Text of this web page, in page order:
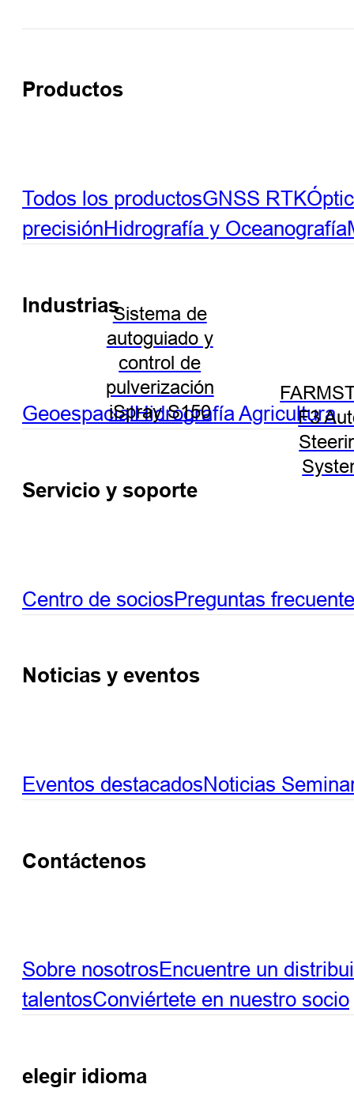
Sistema de
autoguiado y
control de
pulverización
iSpray S150
F3
Productos
Todos los productosGNSS RTK
precisiónHidrografía y Oceanografía
Industrias
GeoespacialHidrografíaAgricultura
Servicio y soporte
Centro de sociosPreguntas
Noticias y eventos
Eventos destacadosNoticias
Contáctenos
Sobre nosotrosEncuentre un
talentosConviértete en nuestro socio
elegir idioma